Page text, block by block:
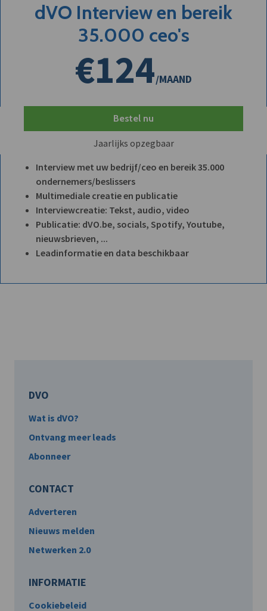
dVO Interview en bereik
35.000 ceo's
€124/MAAND
Bestel nu
Jaarlijks opzegbaar
Interview met uw bedrijf/ceo en bereik 35.000
ondernemers/beslissers
Multimediale creatie en publicatie
Interviewcreatie: Tekst, audio, video
Publicatie: dVO.be, socials, Spotify, Youtube,
nieuwsbrieven, ...
Leadinformatie en data beschikbaar
DVO
Wat is dVO?
Ontvang meer leads
Abonneer
CONTACT
Adverteren
Nieuws melden
Netwerken 2.0
INFORMATIE
Cookiebeleid